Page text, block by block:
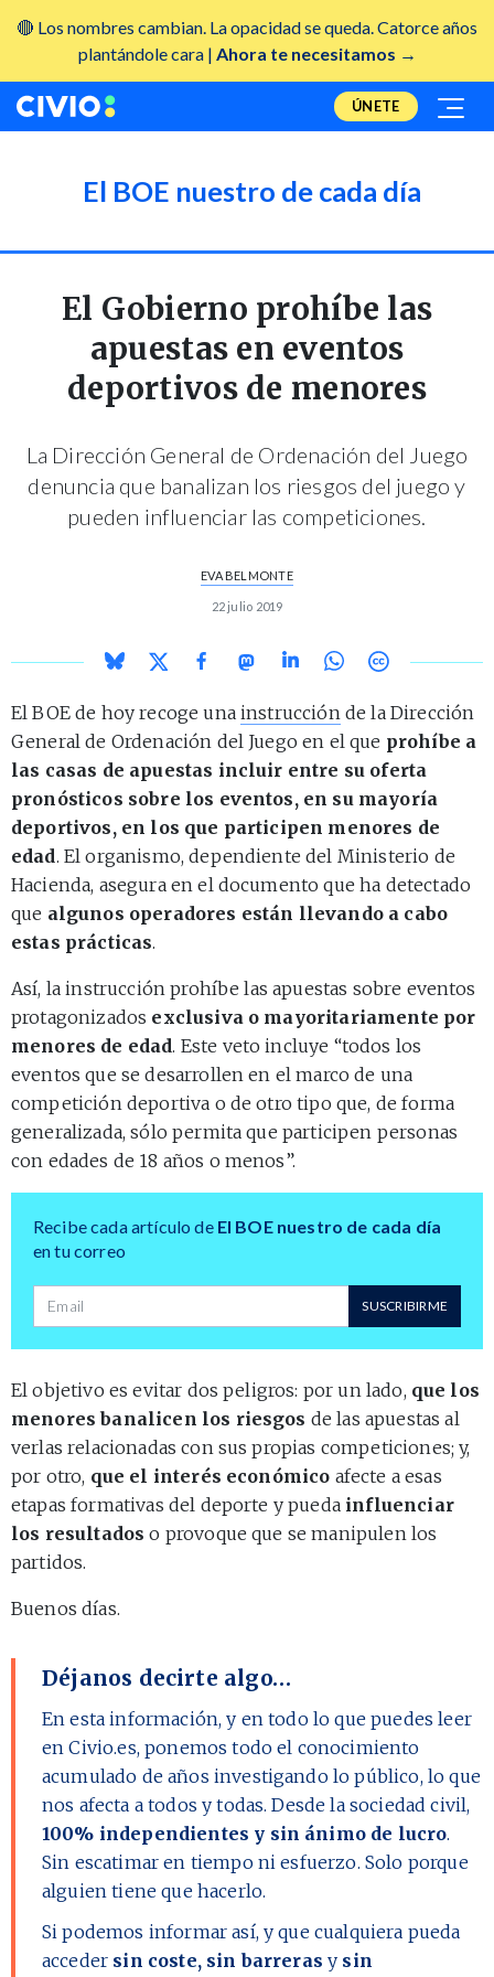
🔴 Los nombres cambian. La opacidad se queda. Catorce años
plantándole cara | Ahora te necesitamos →
ÚNETE
El BOE nuestro de cada día
El Gobierno prohíbe las
apuestas en eventos
deportivos de menores
La Dirección General de Ordenación del Juego
denuncia que banalizan los riesgos del juego y
pueden influenciar las competiciones.
EVA BELMONTE
22 julio 2019
El BOE de hoy recoge unainstrucción de la Dirección
General de Ordenación del Juego en el que prohíbe a
las casas de apuestas incluir entre su oferta
pronósticos sobre los eventos, en su mayoría
deportivos, en los que participen menores de
edad. El organismo, dependiente del Ministerio de
Hacienda, asegura en el documento que ha detectado
que algunos operadores están llevando a cabo
estas prácticas.
Así, la instrucción prohíbe las apuestas sobre eventos
protagonizados exclusiva o mayoritariamente por
menores de edad. Este veto incluye “todos los
eventos que se desarrollen en el marco de una
competición deportiva o de otro tipo que, de forma
generalizada, sólo permita que participen personas
con edades de 18 años o menos”.
Recibe cada artículo de El BOE nuestro de cada día
en tu correo
Dirección de correo SUSCRIBIRME
El objetivo es evitar dos peligros: por un lado, que los
menores banalicen los riesgos de las apuestas al
verlas relacionadas con sus propias competiciones; y,
por otro, que el interés económico afecte a esas
etapas formativas del deporte y pueda influenciar
los resultados o provoque que se manipulen los
partidos.
Buenos días.
Déjanos decirte algo…
En esta información, y en todo lo que puedes leer
en Civio.es, ponemos todo el conocimiento
acumulado de años investigando lo público, lo que
nos afecta a todos y todas. Desde la sociedad civil,
100% independientes y sin ánimo de lucro.
Sin escatimar en tiempo ni esfuerzo. Solo porque
alguien tiene que hacerlo.
Si podemos informar así, y que cualquiera pueda
acceder sin coste, sin barreras y sin